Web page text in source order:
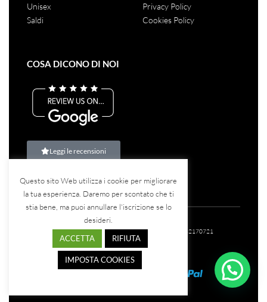
Unisex
Saldi
Privacy Policy
Cookies Policy
COSA DICONO DI NOI
Leggi le recensioni
©2023Teina Srl– Tutti i diritti riservati – P.IVA: 07582170721
Questo sito Web utilizza i cookie per migliorare
la tua esperienza. Daremo per scontato che ti
stia bene, ma puoi annullare l'iscrizione se lo
desideri.
ACCETTA
RIFIUTA
IMPOSTA COOKIES